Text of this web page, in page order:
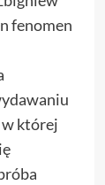
fenomen
w której